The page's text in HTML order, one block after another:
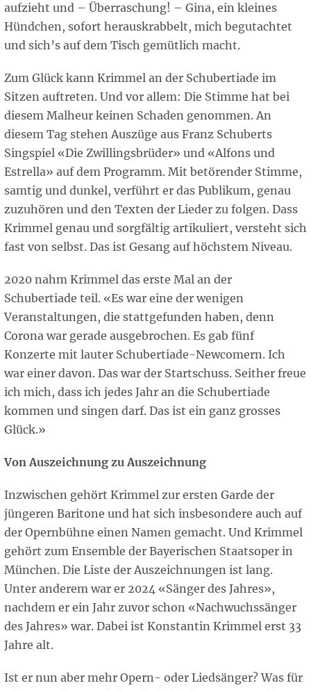
aufzieht und – Überraschung! – Gina, ein kleines
Hündchen, sofort herauskrabbelt, mich begutachtet
und sich’s auf dem Tisch gemütlich macht.
Zum Glück kann Krimmel an der Schubertiade im
Sitzen auftreten. Und vor allem: Die Stimme hat bei
diesem Malheur keinen Schaden genommen. An
diesem Tag stehen Auszüge aus Franz Schuberts
Singspiel «Die Zwillingsbrüder» und «Alfons und
Estrella» auf dem Programm. Mit betörender Stimme,
samtig und dunkel, verführt er das Publikum, genau
zuzuhören und den Texten der Lieder zu folgen. Dass
Krimmel genau und sorgfältig artikuliert, versteht sich
fast von selbst. Das ist Gesang auf höchstem Niveau.
2020 nahm Krimmel das erste Mal an der
Schubertiade teil. «Es war eine der wenigen
Veranstaltungen, die stattgefunden haben, denn
Corona war gerade ausgebrochen. Es gab fünf
Konzerte mit lauter Schubertiade-Newcomern. Ich
war einer davon. Das war der Startschuss. Seither freue
ich mich, dass ich jedes Jahr an die Schubertiade
kommen und singen darf. Das ist ein ganz grosses
Glück.»
Von Auszeichnung zu Auszeichnung
Inzwischen gehört Krimmel zur ersten Garde der
jüngeren Baritone und hat sich insbesondere auch auf
der Opernbühne einen Namen gemacht. Und Krimmel
gehört zum Ensemble der Bayerischen Staatsoper in
München. Die Liste der Auszeichnungen ist lang.
Unter anderem war er 2024 «Sänger des Jahres»,
nachdem er ein Jahr zuvor schon «Nachwuchssänger
des Jahres» war. Dabei ist Konstantin Krimmel erst 33
Jahre alt.
Ist er nun aber mehr Opern- oder Liedsänger? Was für